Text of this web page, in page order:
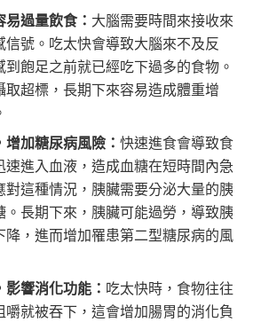
過量飲食： 大腦需要時間來接收來
信號。吃太快會導致大腦來不及反
飽足之前就已經吃下過多的食物。
取超標，長期下來容易造成體重增
增加糖尿病風險：快速進食會導致食
速進入血液，造成血糖在短時間內急
對這種情況，胰臟需要分泌大量的胰
。長期下來，胰臟可能過勞，導致胰
降，進而增加罹患第二型糖尿病的風
響消化功能： 吃太快時，食物往往
嚼就被吞下，這會增加腸胃的消化負